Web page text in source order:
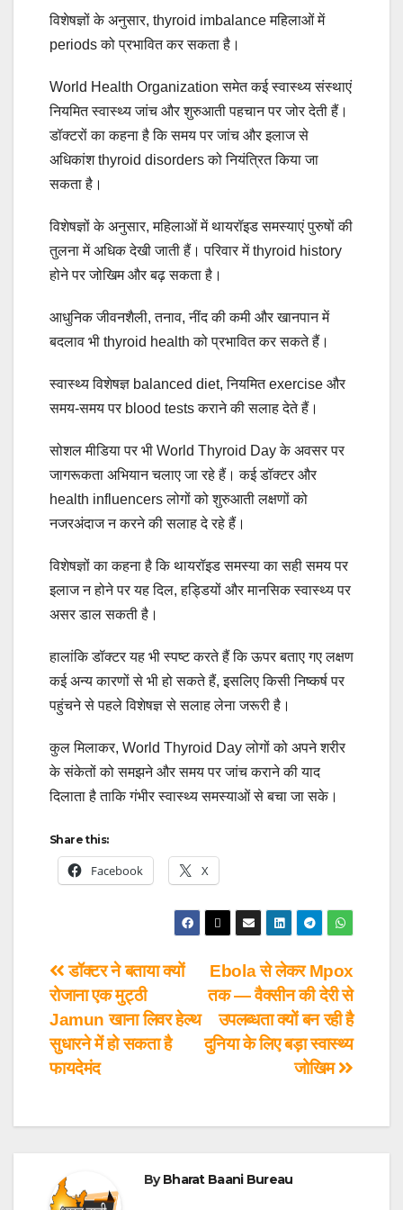
विशेषज्ञों के अनुसार, thyroid imbalance महिलाओं में
periods को प्रभावित कर सकता है।
World Health Organization समेत कई स्वास्थ्य संस्थाएं
नियमित स्वास्थ्य जांच और शुरुआती पहचान पर जोर देती हैं।
डॉक्टरों का कहना है कि समय पर जांच और इलाज से
अधिकांश thyroid disorders को नियंत्रित किया जा
सकता है।
विशेषज्ञों के अनुसार, महिलाओं में थायरॉइड समस्याएं पुरुषों की
तुलना में अधिक देखी जाती हैं। परिवार में thyroid history
होने पर जोखिम और बढ़ सकता है।
आधुनिक जीवनशैली, तनाव, नींद की कमी और खानपान में
बदलाव भी thyroid health को प्रभावित कर सकते हैं।
स्वास्थ्य विशेषज्ञ balanced diet, नियमित exercise और
समय-समय पर blood tests कराने की सलाह देते हैं।
सोशल मीडिया पर भी World Thyroid Day के अवसर पर
जागरूकता अभियान चलाए जा रहे हैं। कई डॉक्टर और
health influencers लोगों को शुरुआती लक्षणों को
नजरअंदाज न करने की सलाह दे रहे हैं।
विशेषज्ञों का कहना है कि थायरॉइड समस्या का सही समय पर
इलाज न होने पर यह दिल, हड्डियों और मानसिक स्वास्थ्य पर
असर डाल सकती है।
हालांकि डॉक्टर यह भी स्पष्ट करते हैं कि ऊपर बताए गए लक्षण
कई अन्य कारणों से भी हो सकते हैं, इसलिए किसी निष्कर्ष पर
पहुंचने से पहले विशेषज्ञ से सलाह लेना जरूरी है।
कुल मिलाकर, World Thyroid Day लोगों को अपने शरीर
के संकेतों को समझने और समय पर जांच कराने की याद
दिलाता है ताकि गंभीर स्वास्थ्य समस्याओं से बचा जा सके।
Share this:
Facebook X
Ebola से लेकर Mpox
तक — वैक्सीन की देरी से
उपलब्धता क्यों बन रही है
दुनिया के लिए बड़ा स्वास्थ्य
जोखिम
डॉक्टर ने बताया क्यों
रोजाना एक मुट्ठी
Jamun खाना लिवर हेल्थ
सुधारने में हो सकता है
फायदेमंद
ByBharat Baani Bureau